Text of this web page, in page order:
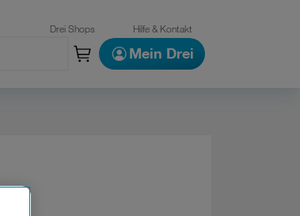
Drei Shops Hilfe & Kontakt
Mein Drei